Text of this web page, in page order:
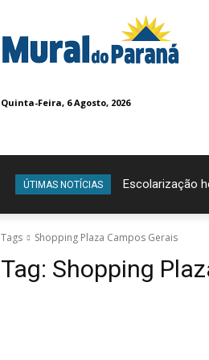
Quinta-Feira, 6 Agosto, 2026
ÚTIMAS NOTÍCIAS Escolarização
Tags Shopping Plaza Campos Gerais
Tag: Shopping